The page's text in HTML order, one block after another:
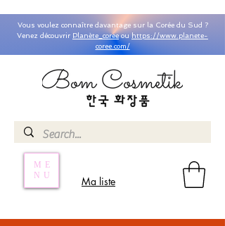
ME
NU
Ma liste
Vous voulez connaître davantage sur la Corée du Sud ?
Venez découvrir Planète_coreeouhttps://www.planete-
coree.com/